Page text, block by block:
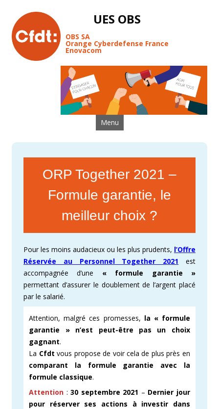
UES OBS
OBS SA
Orange Cyberdefense France
Enovacom
Menu Aller au contenu
ORP Together 2021 –
Formule garantie, le
meilleur choix ?
Pour les moins audacieux ou les plus prudents, l’Offre
Réservée au Personnel Together 2021 est
accompagnée d’une « formule garantie »
permettant d’assurer le doublement de l’argent placé
par le salarié.
Attention, malgré ces promesses, la « formule
garantie » n’est peut-être pas un choix
gagnant.
La Cfdtvous propose de voir cela de plus près en
comparant la formule garantie avec la
formule classique.
Attention :30 septembre 2021 – Dernier jour
pour réserver ses actions à investir dans